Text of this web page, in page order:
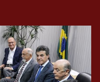
emergenciais e
O projeto apresentado
inicial, com
a partir de agora,